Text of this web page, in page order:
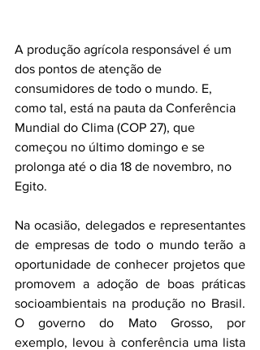
A produção agrícola responsável é um
dos pontos de atenção de
consumidores de todo o mundo. E,
como tal, está na pauta da Conferência
Mundial do Clima (COP 27), que
começou no último domingo e se
prolonga até o dia 18 de novembro, no
Egito.
Na ocasião, delegados e representantes
de empresas de todo o mundo terão a
oportunidade de conhecer projetos que
promovem a adoção de boas práticas
socioambientais na produção no Brasil.
O governo do Mato Grosso, por
exemplo, levou à conferência uma lista